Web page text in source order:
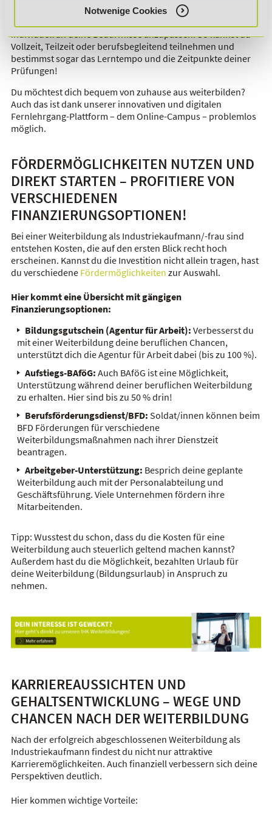
Notwenige Cookies
individuell an deine Bedürfnisse anzupassen. So kannst du
Vollzeit, Teilzeit oder berufsbegleitend teilnehmen und
bestimmst sogar das Lerntempo und die Zeitpunkte deiner
Prüfungen!
Du möchtest dich bequem von zuhause aus weiterbilden?
Auch das ist dank unserer innovativen und digitalen
Fernlehrgang-Plattform – dem Online-Campus – problemlos
möglich.
FÖRDERMÖGLICHKEITEN NUTZEN UND
DIREKT STARTEN – PROFITIERE VON
VERSCHIEDENEN
FINANZIERUNGSOPTIONEN!
Bei einer Weiterbildung als Industriekaufmann/-frau sind
entstehen Kosten, die auf den ersten Blick recht hoch
erscheinen. Kannst du die Investition nicht allein tragen, hast
du verschiedene Fördermöglichkeiten zur Auswahl.
Hier kommt eine Übersicht mit gängigen
Finanzierungsoptionen:
Bildungsgutschein (Agentur für Arbeit): Verbesserst du
mit einer Weiterbildung deine beruflichen Chancen,
unterstützt dich die Agentur für Arbeit dabei (bis zu 100 %).
Aufstiegs-BAföG: Auch BAföG ist eine Möglichkeit,
Unterstützung während deiner beruflichen Weiterbildung
zu erhalten. Hier sind bis zu 50 % drin!
Berufsförderungsdienst/BFD: Soldat/innen können beim
BFD Förderungen für verschiedene
Weiterbildungsmaßnahmen nach ihrer Dienstzeit
beantragen.
Arbeitgeber-Unterstützung: Besprich deine geplante
Weiterbildung auch mit der Personalabteilung und
Geschäftsführung. Viele Unternehmen fördern ihre
Mitarbeitenden.
Tipp: Wusstest du schon, dass du die Kosten für eine
Weiterbildung auch steuerlich geltend machen kannst?
Außerdem hast du die Möglichkeit, bezahlten Urlaub für
deine Weiterbildung (Bildungsurlaub) in Anspruch zu
nehmen.
KARRIEREAUSSICHTEN UND
GEHALTSENTWICKLUNG – WEGE UND
CHANCEN NACH DER WEITERBILDUNG
Nach der erfolgreich abgeschlossenen Weiterbildung als
Industriekaufmann findest du nicht nur attraktive
Karrieremöglichkeiten. Auch finanziell verbessern sich deine
Perspektiven deutlich.
Hier kommen wichtige Vorteile: